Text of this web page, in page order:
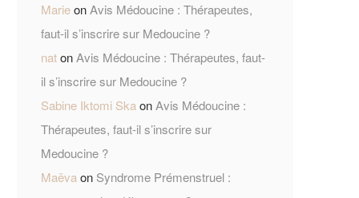
MarieonAvis Médoucine : Thérapeutes,
faut-il s’inscrire sur Medoucine ?
natonAvis Médoucine : Thérapeutes, faut-
il s’inscrire sur Medoucine ?
Sabine Iktomi SkaonAvis Médoucine :
Thérapeutes, faut-il s’inscrire sur
Medoucine ?
Maëvaon Syndrome Prémenstruel :